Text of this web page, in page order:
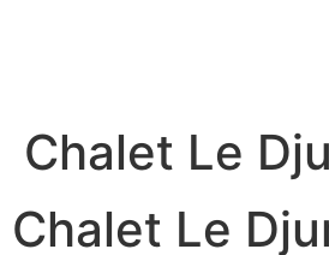
Chalet Le
Chalet Le